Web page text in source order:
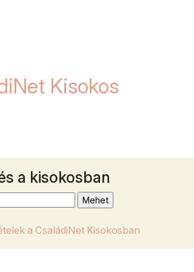
Kisokos
a kisokosban
a CsaládiNet Kisokosban